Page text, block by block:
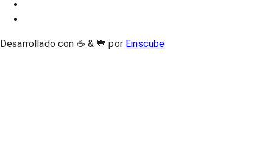
Desarrollado con ☕ & 💙 por Einscube